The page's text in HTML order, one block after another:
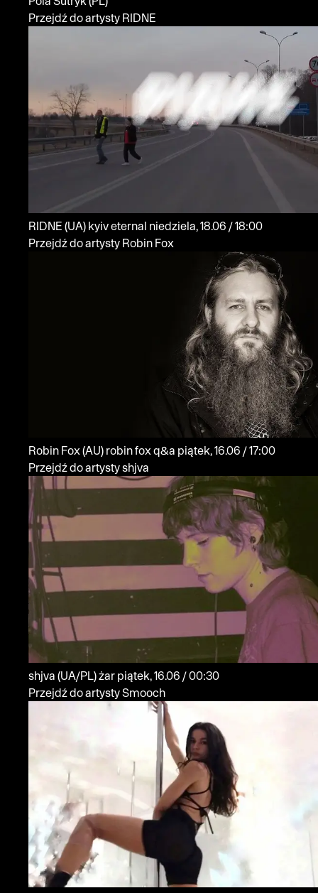
Przejdź do artysty RIDNE
RIDNE (UA) kyiv eternal
niedziela, 18.06 / 18:00
Przejdź do artysty Robin Fox
Robin Fox (AU) robin fox q&a
piątek, 16.06 / 17:00
Przejdź do artysty shjva
shjva (UA/PL)żar
piątek, 16.06 / 00:30
Przejdź do artysty Smooch